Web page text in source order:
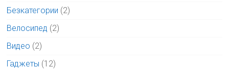
Безкатегории (2)
Велосипед (2)
Видео (2)
Гаджеты (12)